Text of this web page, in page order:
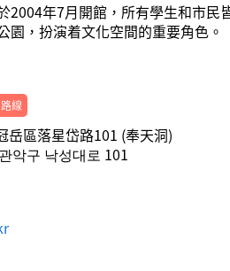
2004年7月開館，所有學生和市
園，扮演着文化空間的重要角色。
線
岳區落星岱路101 (奉天洞)
악구 낙성대로 101